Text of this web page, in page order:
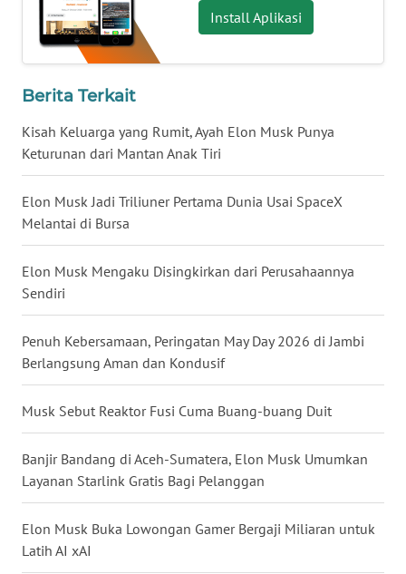
Install Aplikasi
Berita Terkait
Kisah Keluarga yang Rumit, Ayah Elon Musk Punya
Keturunan dari Mantan Anak Tiri
Elon Musk Jadi Triliuner Pertama Dunia Usai SpaceX
Melantai di Bursa
Elon Musk Mengaku Disingkirkan dari Perusahaannya
Sendiri
Penuh Kebersamaan, Peringatan May Day 2026 di Jambi
Berlangsung Aman dan Kondusif
Musk Sebut Reaktor Fusi Cuma Buang-buang Duit
Banjir Bandang di Aceh-Sumatera, Elon Musk Umumkan
Layanan Starlink Gratis Bagi Pelanggan
Elon Musk Buka Lowongan Gamer Bergaji Miliaran untuk
Latih AI xAI
WN
BABEL
WN
WN
SUMSEL
WN
BENGKULU
WN
LAMPUNG
WN
JATENG
WN